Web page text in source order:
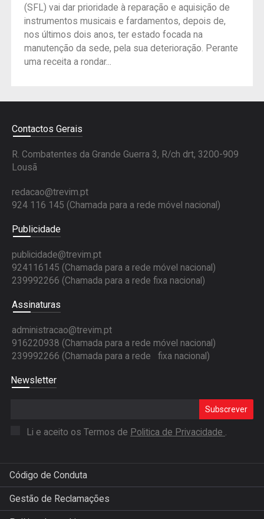
(SFL) vai dar prioridade à reparação e aquisição de
instrumentos musicais e fardamentos, depois de,
nos últimos dois anos, ter estado focada na
manutenção da sede, pela sua deterioração. Perante
uma receita a rondar...
Contactos Gerais
R. Combatentes da Grande Guerra 3, R/ch drt, 3200-909
Lousã
redacao@trevim.pt
924 116 145 (Chamada para a rede móvel nacional)
Publicidade
publicidade@trevim.pt
924116145 (Chamada para a rede móvel nacional)
239992266 (Chamada para a rede fixa nacional)
Assinaturas
administracao@trevim.pt
916220938 (Chamada para a rede móvel nacional)
239992266 (Chamada para a rede fixa nacional)
Newsletter
Subscrever
Li e aceito os Termos de Politica de Privacidade .
Código de Conduta
Gestão de Reclamações